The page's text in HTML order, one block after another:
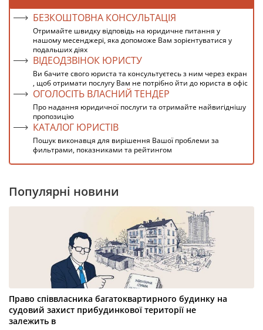
БЕЗКОШТОВНА КОНСУЛЬТАЦІЯ
Отримайте швидку відповідь на юридичне питання у
нашому месенджері, яка допоможе Вам зорієнтуватися у
подальших діях
ВІДЕОДЗВІНОК ЮРИСТУ
Ви бачите свого юриста та консультуєтесь з ним через екран
, щоб отримати послугу Вам не потрібно йти до юриста в офіс
ОГОЛОСІТЬ ВЛАСНИЙ ТЕНДЕР
Про надання юридичної послуги та отримайте найвигіднішу
пропозицію
КАТАЛОГ ЮРИСТІВ
Пошук виконавця для вирішення Вашої проблеми за
фильтрами, показниками та рейтингом
Популярні новини
Право співвласника багатоквартирного будинку на
судовий захист прибудинкової території не
залежить в